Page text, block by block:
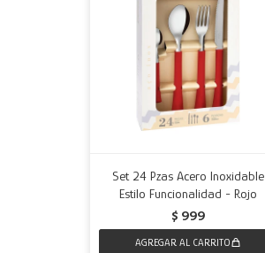
Set 24 Pzas Acero Inoxidable
Estilo Funcionalidad - Rojo
$ 999